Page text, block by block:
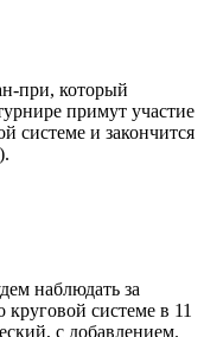
при, который
примут участие
системе и закончится
наблюдать за
системе в 11
с добавлением.